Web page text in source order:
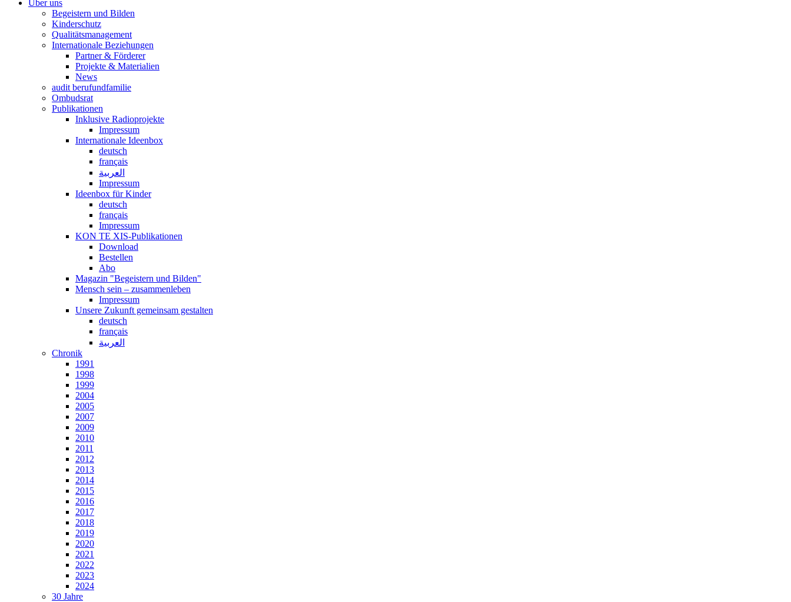
Über uns
Begeistern und Bilden
Kinderschutz
Qualitätsmanagement
Internationale Beziehungen
Partner & Förderer
Projekte & Materialien
News
audit berufundfamilie
Ombudsrat
Publikationen
Inklusive Radioprojekte
Impressum
Internationale Ideenbox
deutsch
français
العربية
Impressum
Ideenbox für Kinder
deutsch
français
Impressum
KON TE XIS-Publikationen
Download
Bestellen
Abo
Magazin "Begeistern und Bilden"
Mensch sein – zusammenleben
Impressum
Unsere Zukunft gemeinsam gestalten
deutsch
français
العربية
Chronik
1991
1998
1999
2004
2005
2007
2009
2010
2011
2012
2013
2014
2015
2016
2017
2018
2019
2020
2021
2022
2023
2024
30 Jahre